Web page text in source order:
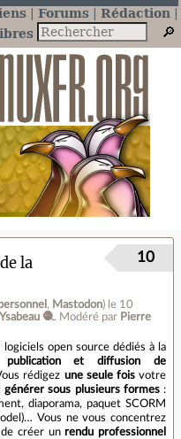
Forums
Rédaction
la
, Mastodon) le 10
Ysabeau 🧶. Modéré par Pierre
10
open source dédiés à la
publication et diffusion de
rédigez une seule foisvotre
générer sous plusieurs formes:
diaporama, paquet SCORM
Vous ne vous concentrez
créer un rendu professionnel